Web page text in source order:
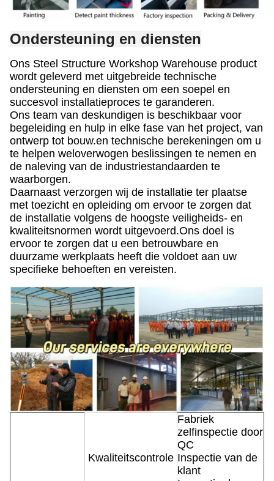
Ondersteuning en diensten
Ons Steel Structure Workshop Warehouse product
wordt geleverd met uitgebreide technische
ondersteuning en diensten om een soepel en
succesvol installatieproces te garanderen.
Ons team van deskundigen is beschikbaar voor
begeleiding en hulp in elke fase van het project, van
ontwerp tot bouw.en technische berekeningen om u
te helpen weloverwogen beslissingen te nemen en
de naleving van de industriestandaarden te
waarborgen.
Daarnaast verzorgen wij de installatie ter plaatse
met toezicht en opleiding om ervoor te zorgen dat
de installatie volgens de hoogste veiligheids- en
kwaliteitsnormen wordt uitgevoerd.Ons doel is
ervoor te zorgen dat u een betrouwbare en
duurzame werkplaats heeft die voldoet aan uw
specifieke behoeften en vereisten.
Kwaliteitscontrole
Fabriek
zelfinspectie door
QC
Inspectie van de
klant